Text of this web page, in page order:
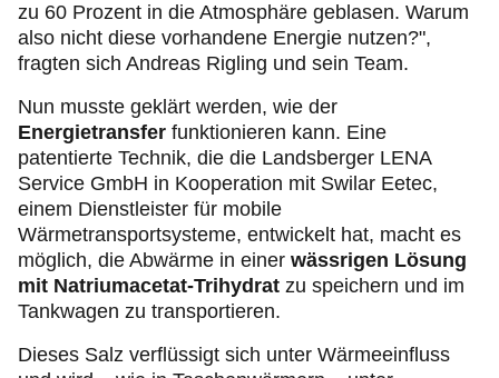
zu 60 Prozent in die Atmosphäre geblasen. Warum
also nicht diese vorhandene Energie nutzen?",
fragten sich Andreas Rigling und sein Team.
Nun musste geklärt werden, wie der
Energietransfer funktionieren kann. Eine
patentierte Technik, die die Landsberger LENA
Service GmbH in Kooperation mit Swilar Eetec,
einem Dienstleister für mobile
Wärmetransportsysteme, entwickelt hat, macht es
möglich, die Abwärme in einer wässrigen Lösung
mit Natriumacetat-Trihydrat zu speichern und im
Tankwagen zu transportieren.
Dieses Salz verflüssigt sich unter Wärmeeinfluss